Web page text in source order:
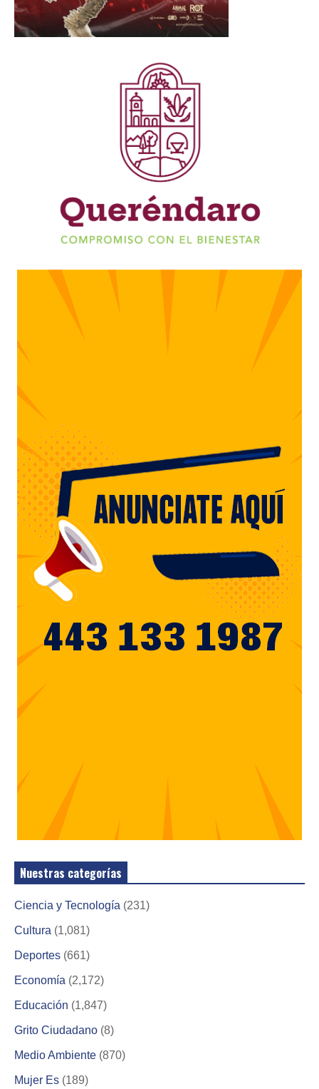
Nuestras categorías
Ciencia y Tecnología (231)
Cultura (1,081)
Deportes (661)
Economía (2,172)
Educación (1,847)
Grito Ciudadano (8)
Medio Ambiente (870)
Mujer Es (189)